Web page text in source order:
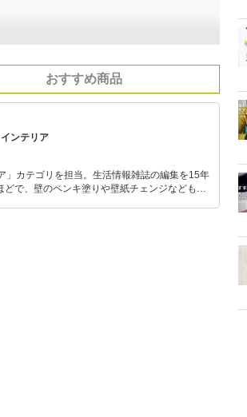
おすすめ商品
ンテリア
」カテゴリを担当。生活情報雑誌の編集を15年
で、壁のペンキ塗りや壁紙チェンジなどもチ